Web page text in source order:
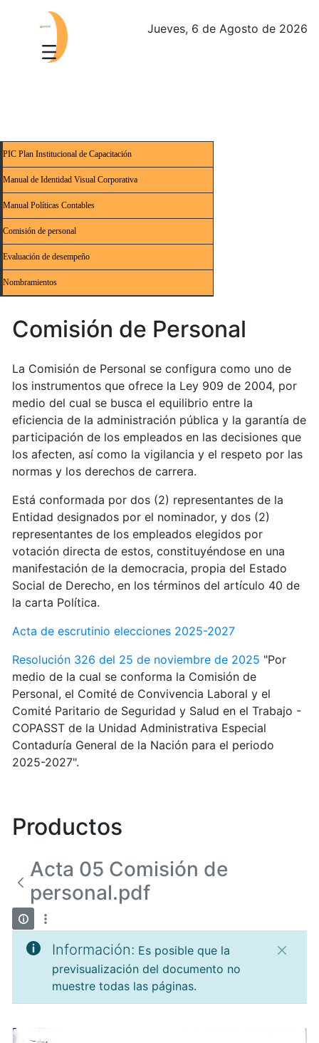
Jueves, 6 de Agosto de 2026
PIC Plan Institucional de Capacitación
Manual de Identidad Visual Corporativa
Manual Políticas Contables
Comisión de personal
Evaluación de desempeño
Nombramientos
Comisión de Personal
La Comisión de Personal se configura como uno de
los instrumentos que ofrece la Ley 909 de 2004, por
medio del cual se busca el equilibrio entre la
eficiencia de la administración pública y la garantía de
participación de los empleados en las decisiones que
los afecten, así como la vigilancia y el respeto por las
normas y los derechos de carrera.
Está conformada por dos (2) representantes de la
Entidad designados por el nominador, y dos (2)
representantes de los empleados elegidos por
votación directa de estos, constituyéndose en una
manifestación de la democracia, propia del Estado
Social de Derecho, en los términos del artículo 40 de
la carta Política.
Acta de escrutinio elecciones 2025-2027
Resolución 326 del 25 de noviembre de 2025 "Por
medio de la cual se conforma la Comisión de
Personal, el Comité de Convivencia Laboral y el
Comité Paritario de Seguridad y Salud en el Trabajo -
COPASST de la Unidad Administrativa Especial
Contaduría General de la Nación para el periodo
2025-2027".
Productos
Acta 05 Comisión de
personal.pdf
Información: Es posible que la
previsualización del documento no
muestre todas las páginas.